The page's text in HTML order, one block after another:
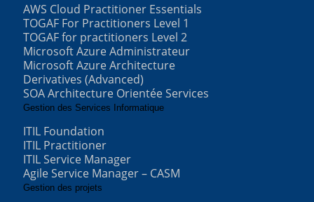
AWS Cloud Practitioner Essentials
TOGAF For Practitioners Level 1
TOGAF for practitioners Level 2
Microsoft Azure Administrateur
Microsoft Azure Architecture
Derivatives (Advanced)
SOA Architecture Orientée Services
Gestion des Services Informatique
ITIL Foundation
ITIL Practitioner
ITIL Service Manager
Agile Service Manager – CASM
Gestion des projets